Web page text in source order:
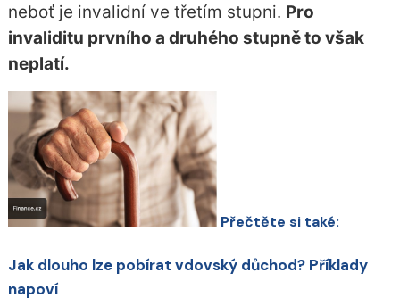
neboť je invalidní ve třetím stupni. Pro
invaliditu prvního a druhého stupně to však
neplatí.
Přečtěte si také:
Jak dlouho lze pobírat vdovský důchod? Příklady
napoví